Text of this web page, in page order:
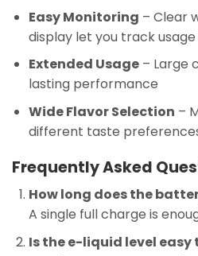
Easy Monitoring – Clear
display let you track usage
Extended Usage– Large
lasting performance
Wide Flavor Selection –
different taste
Frequently Asked
How long does the
A single full charge is
Is the e-liquid level easy